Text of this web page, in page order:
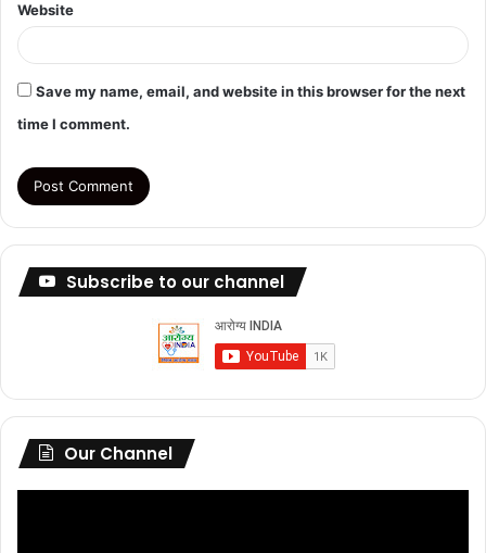
Website
Save my name, email, and website in this browser for the next
time I comment.
Subscribe to our channel
Our Channel